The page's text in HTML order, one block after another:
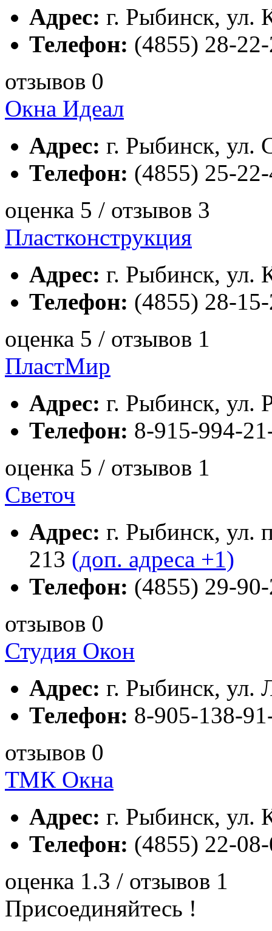
Адрес: г. Рыбинск, ул.
Телефон: (4855) 28-
отзывов 0
Окна Идеал
Адрес: г. Рыбинск, ул.
Телефон: (4855) 25-
оценка 5 / отзывов 3
Пластконструкция
Адрес: г. Рыбинск, ул.
Телефон: (4855) 28-
оценка 5 / отзывов 1
ПластМир
Адрес: г. Рыбинск, ул.
Телефон: 8-915-994-
оценка 5 / отзывов 1
Светоч
Адрес: г. Рыбинск, ул.
213 (доп. адреса +1)
Телефон: (4855) 29-
отзывов 0
Студия Окон
Адрес: г. Рыбинск, ул.
Телефон: 8-905-138-
отзывов 0
ТМК Окна
Адрес: г. Рыбинск, ул.
Телефон: (4855) 22-
оценка 1.3 / отзывов 1
Присоединяйтесь !